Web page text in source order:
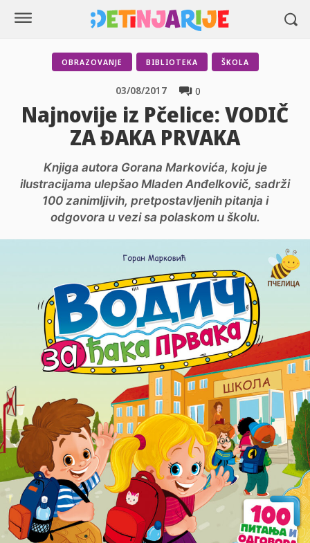
OBRAZOVANJE BIBLIOTEKA ŠKOLA
0
03/08/2017
Najnovije iz Pčelice: VODIČ
ZA ĐAKA PRVAKA
Knjiga autora Gorana Markovića, koju je
ilustracijama ulepšao Mladen Anđelkovič, sadrži
100 zanimljivih, pretpostavljenih pitanja i
odgovora u vezi sa polaskom u školu.